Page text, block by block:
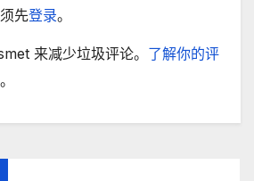
先登录。
来减少垃圾评论。 了解你的评
。